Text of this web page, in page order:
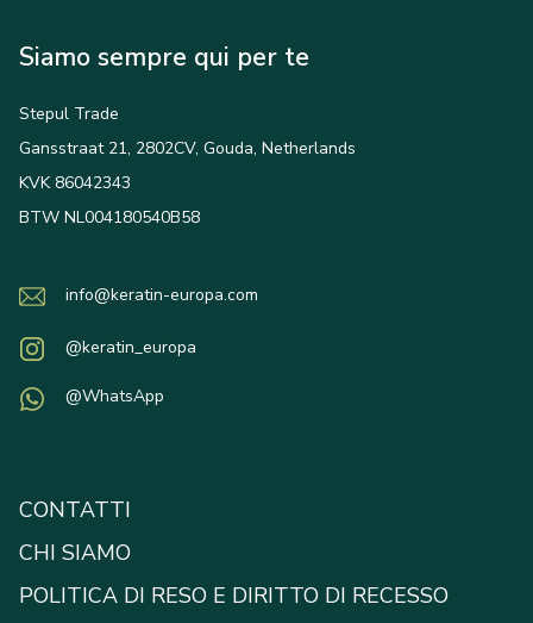
Siamo sempre qui per te
Stepul Trade
Gansstraat 21, 2802CV, Gouda, Netherlands
KVK 86042343
BTW NL004180540B58
info@keratin-europa.com
@keratin_europa
@WhatsApp
CONTATTI
CHI SIAMO
POLITICA DI RESO E DIRITTO DI RECESSO